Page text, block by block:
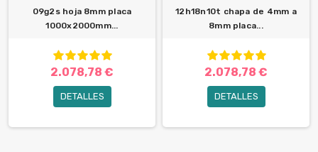
09g2s hoja 8mm placa
1000x2000mm...
2.078,78 €
DETALLES
12h18n10t chapa de 4mm a
8mm placa...
2.078,78 €
DETALLES